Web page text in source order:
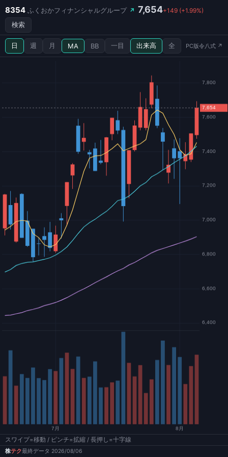
8354 ふくおかフィナンシャルグループ ↗ 7,654+149 (+1.99%)
検索
日 週 月 MA BB 一目 出来高 全 PC版令八式 ↗
スワイプ=移動 / ピンチ=拡縮 / 長押し=十字線
株テク最終データ 2026/08/06